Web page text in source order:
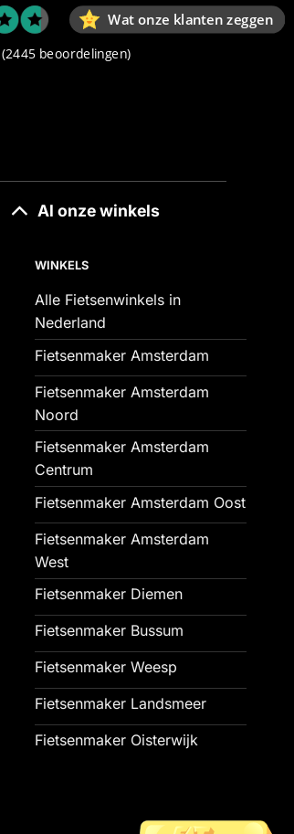
Wat onze klanten zeggen
(2445 beoordelingen)
Al onze winkels
WINKELS
Alle Fietsenwinkels in
Nederland
Fietsenmaker Amsterdam
Fietsenmaker Amsterdam
Noord
Fietsenmaker Amsterdam
Centrum
Fietsenmaker Amsterdam Oost
Fietsenmaker Amsterdam
West
Fietsenmaker Diemen
Fietsenmaker Bussum
Fietsenmaker Weesp
Fietsenmaker Landsmeer
Fietsenmaker Oisterwijk